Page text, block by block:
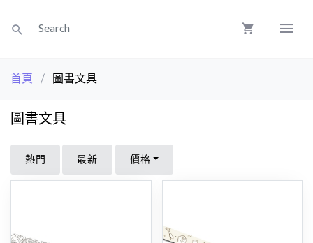
首頁 / 圖書文具
圖書文具
熱門 最新 價格